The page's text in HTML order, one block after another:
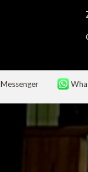
Messenger